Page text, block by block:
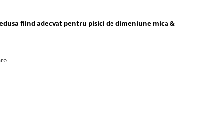
fiind adecvat pentru pisici de dimeniune mica &